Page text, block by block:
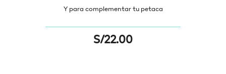
Y para complementar tu petaca
S/22.00